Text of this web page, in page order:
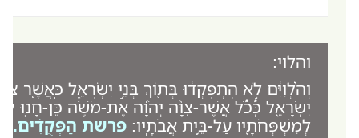
והלוי:
וְהַ֨לְוִיִּ֔ם לֹ֣א הָתְפָּֽקְד֔וּ בְּת֖וֹךְ בְּנֵ֣י יִשְׂרָאֵ֑ל כַּֽאֲשֶׁ֛ר
יִשְׂרָאֵ֑ל כְּ֠כֹ֠ל אֲשֶׁר-צִוָּ֨ה יְהֹוָ֜ה אֶת-מֹשֶׁ֗ה כֵּֽן-חָנ֤וּ
לְמִשְׁפְּחֹתָ֖יו עַל-בֵּ֥ית אֲבֹתָֽיו: פרשת הַפְּקֻדִ֡ים.